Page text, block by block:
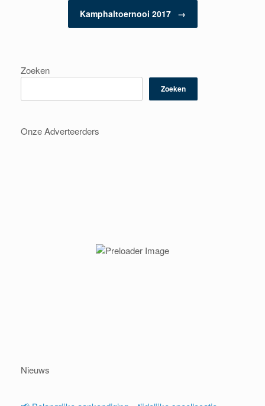
Kamphaltoernooi 2017 →
Zoeken
Zoeken
Onze Adverteerders
Nieuws